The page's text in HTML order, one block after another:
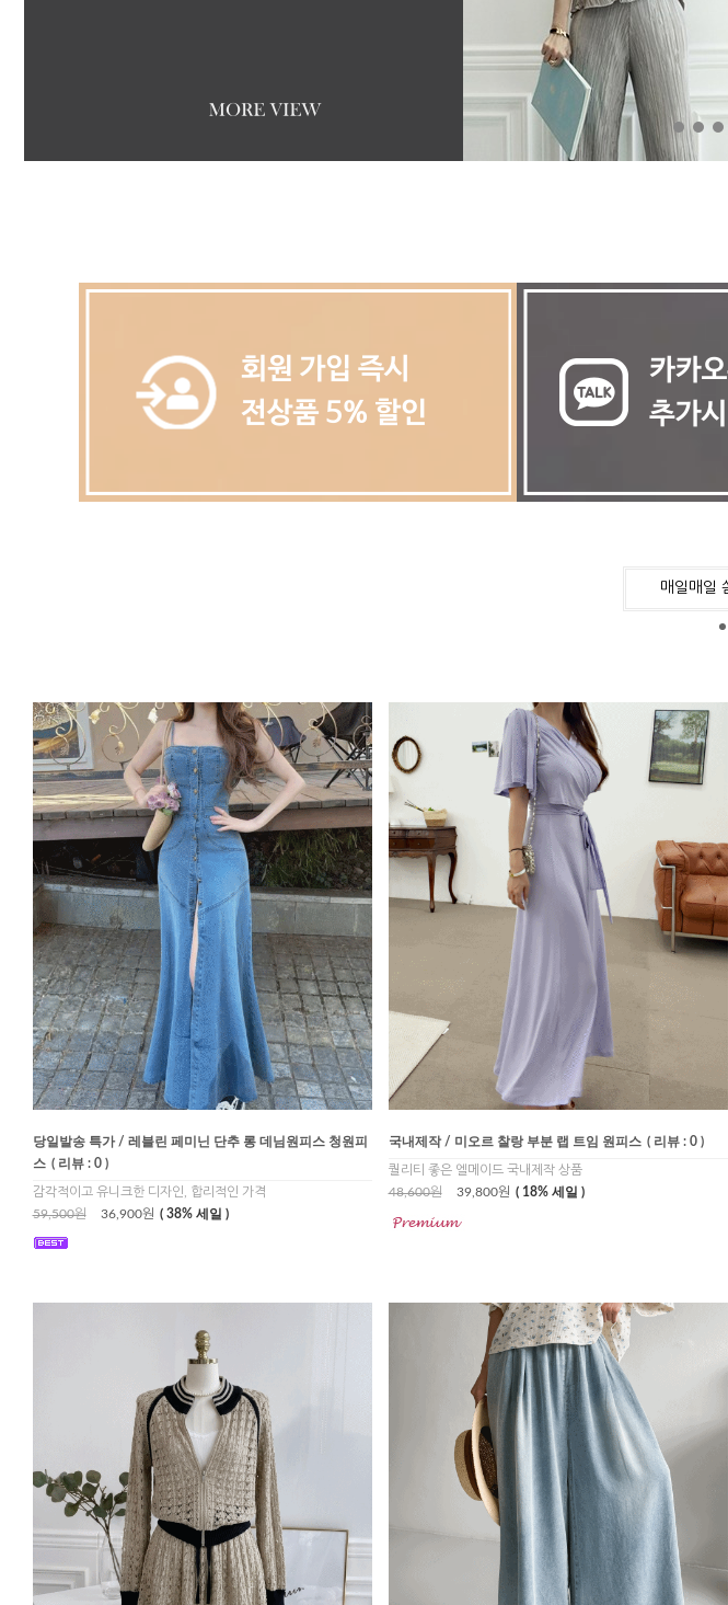
매일매일
당일발송 특가 / 레블린 페미닌 단추 롱 데님원피스 청원피
스 ( 리뷰 : 0 )
감각적이고 유니크한 디자인, 합리적인 가격
59,500원
36,900원 ( 38% 세일 )
국내제작 / 미오르 찰랑 부분 랩 트임 원피스 ( 리뷰 : 0 )
퀄리티 좋은 엘메이드 국내제작 상품
48,600원
39,800원 ( 18% 세일 )